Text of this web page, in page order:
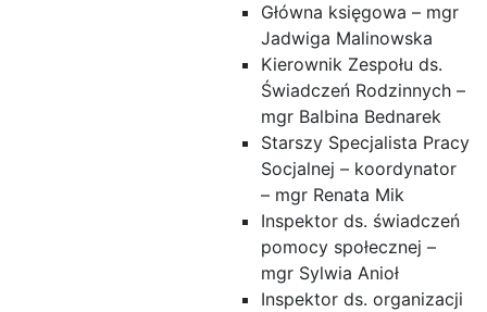
Główna księgowa – mgr
Jadwiga Malinowska
Kierownik Zespołu ds.
Świadczeń Rodzinnych –
mgr Balbina Bednarek
Starszy Specjalista Pracy
Socjalnej – koordynator
– mgr Renata Mik
Inspektor ds. świadczeń
pomocy społecznej –
mgr Sylwia Anioł
Inspektor ds. organizacji